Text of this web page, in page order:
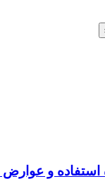
استفاده و عوارض